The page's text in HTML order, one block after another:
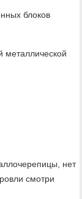
блоков
металлической
нет
смотри